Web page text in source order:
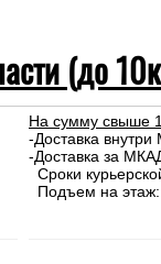
(до
На сумму свыше
-Доставка
-Доставка за
Сроки
Подъем на